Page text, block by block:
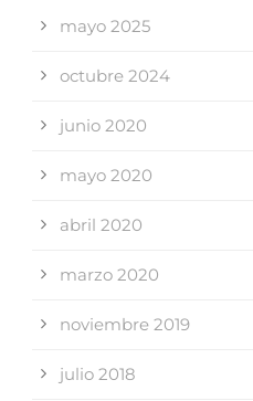
mayo 2025
octubre 2024
junio 2020
mayo 2020
abril 2020
marzo 2020
noviembre 2019
julio 2018